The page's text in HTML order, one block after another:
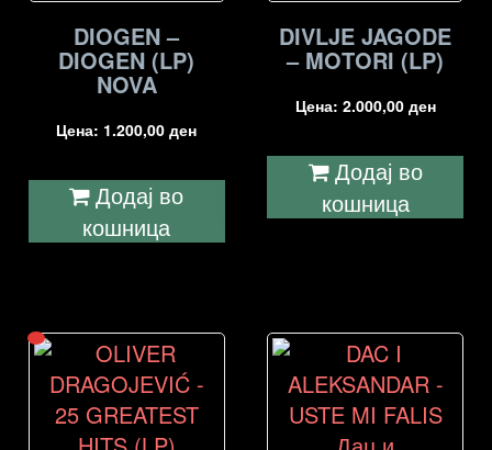
DIOGEN –
DIOGEN (LP)
NOVA
Цена: 1.200,00ден
Додај во
кошница
DIVLJE JAGODE
– MOTORI (LP)
Цена: 2.000,00 ден
Додај во
кошница